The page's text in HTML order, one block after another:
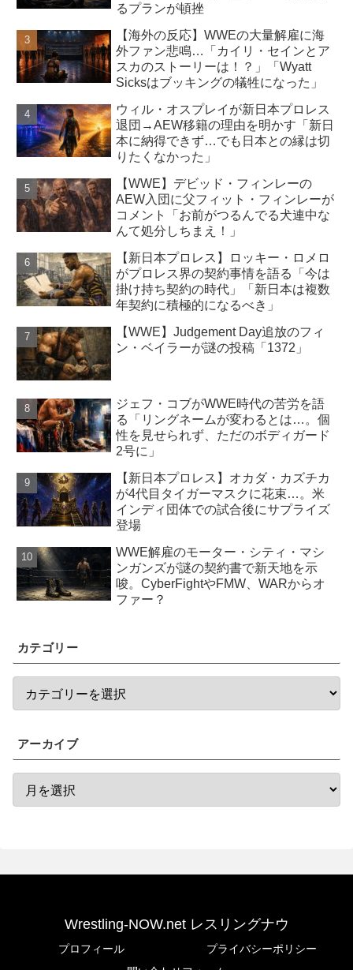
るプランが頓挫
【海外の反応】WWEの大量解雇に海
外ファン悲鳴…「カイリ・セインとア
スカのストーリーは！？」「Wyatt
Sicksはブッキングの犠牲になった」
ウィル・オスプレイが新日本プロレス
退団→AEW移籍の理由を明かす「新日
本に納得できず…でも日本との縁は切
りたくなかった」
【WWE】デビッド・フィンレーの
AEW入団に父フィット・フィンレーが
コメント「お前がつるんでる犬連中な
んて処分しちまえ！」
【新日本プロレス】ロッキー・ロメロ
がプロレス界の契約事情を語る「今は
掛け持ち契約の時代」「新日本は複数
年契約に積極的になるべき」
【WWE】Judgement Day追放のフィ
ン・ベイラーが謎の投稿「1372」
ジェフ・コブがWWE時代の苦労を語
る「リングネームが変わるとは…。個
性を見せられず、ただのボディガード
2号に」
【新日本プロレス】オカダ・カズチカ
が4代目タイガーマスクに花束…。米
インディ団体での試合後にサプライズ
登場
WWE解雇のモーター・シティ・マシ
ンガンズが謎の契約書で新天地を示
唆。CyberFightやFMW、WARからオ
ファー？
カテゴリー
アーカイブ
Wrestling-NOW.net レスリングナウ
プロフィール
プライバシーポリシー